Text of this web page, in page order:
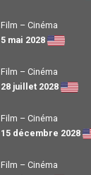
Film – Cinéma
5 mai 2028
Film – Cinéma
28 juillet 2028
Film – Cinéma
15 décembre 2028
Film – Cinéma